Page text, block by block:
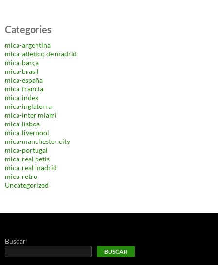
Categories
mica-argentina
mica-atletico de madrid
mica-barça
mica-brasil
mica-españa
mica-francia
mica-index
mica-inglaterra
mica-inter miami
mica-lisboa
mica-liverpool
mica-manchester city
mica-portugal
mica-real betis
mica-real madrid
mica-retro
Uncategorized
Buscar
BUSCAR